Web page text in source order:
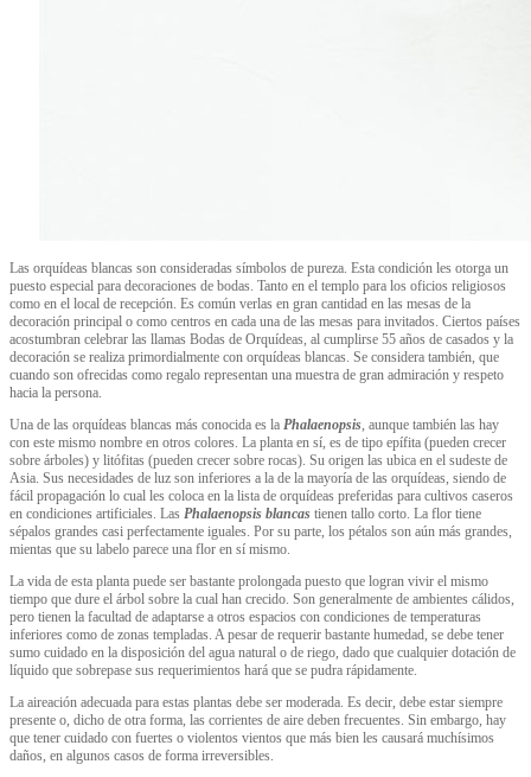
Las orquídeas blancas son consideradas símbolos de pureza. Esta condición les otorga un
puesto especial para decoraciones de bodas. Tanto en el templo para los oficios religiosos
como en el local de recepción. Es común verlas en gran cantidad en las mesas de la
decoración principal o como centros en cada una de las mesas para invitados. Ciertos países
acostumbran celebrar las llamas Bodas de Orquídeas, al cumplirse 55 años de casados y la
decoración se realiza primordialmente con orquídeas blancas. Se considera también, que
cuando son ofrecidas como regalo representan una muestra de gran admiración y respeto
hacia la persona.
Una de las orquídeas blancas más conocida es la Phalaenopsis, aunque también las hay
con este mismo nombre en otros colores. La planta en sí, es de tipo epífita (pueden crecer
sobre árboles) y litófitas (pueden crecer sobre rocas). Su origen las ubica en el sudeste de
Asia. Sus necesidades de luz son inferiores a la de la mayoría de las orquídeas, siendo de
fácil propagación lo cual les coloca en la lista de orquídeas preferidas para cultivos caseros
en condiciones artificiales. Las Phalaenopsis blancas tienen tallo corto. La flor tiene
sépalos grandes casi perfectamente iguales. Por su parte, los pétalos son aún más grandes,
mientas que su labelo parece una flor en sí mismo.
La vida de esta planta puede ser bastante prolongada puesto que logran vivir el mismo
tiempo que dure el árbol sobre la cual han crecido. Son generalmente de ambientes cálidos,
pero tienen la facultad de adaptarse a otros espacios con condiciones de temperaturas
inferiores como de zonas templadas. A pesar de requerir bastante humedad, se debe tener
sumo cuidado en la disposición del agua natural o de riego, dado que cualquier dotación de
líquido que sobrepase sus requerimientos hará que se pudra rápidamente.
La aireación adecuada para estas plantas debe ser moderada. Es decir, debe estar siempre
presente o, dicho de otra forma, las corrientes de aire deben frecuentes. Sin embargo, hay
que tener cuidado con fuertes o violentos vientos que más bien les causará muchísimos
daños, en algunos casos de forma irreversibles.